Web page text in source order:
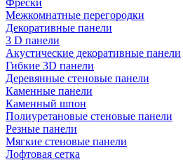
Межкомнатные перегородки
Декоративные панели
3 D панели
Акустические декоративные панели
Гибкие 3D панели
Деревянные стеновые панели
Каменные панели
Каменный шпон
Полиуретановые стеновые панели
Резные панели
Мягкие стеновые панели
Лофтовая сетка